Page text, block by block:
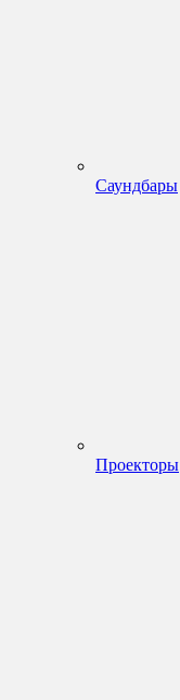
Саундбары
Проекторы